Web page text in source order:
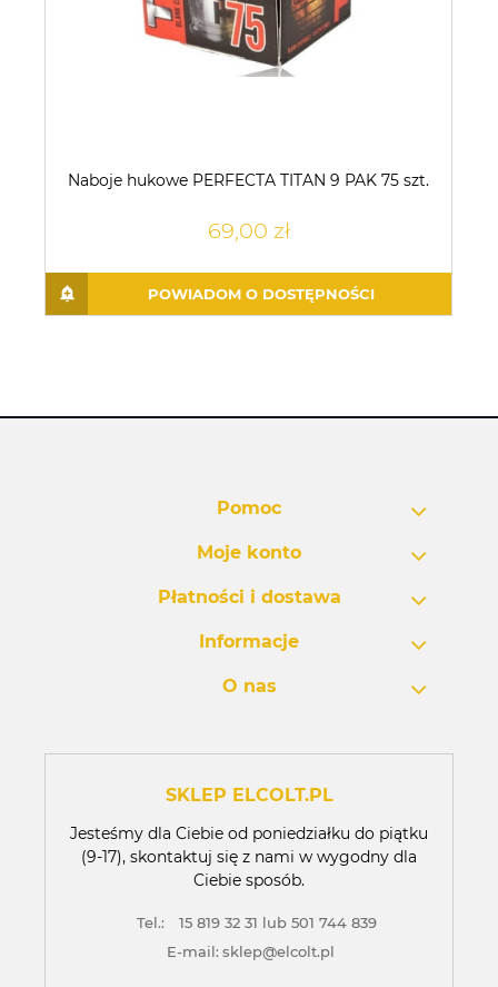
Naboje hukowe PERFECTA TITAN 9 PAK 75 szt.
69,00 zł
POWIADOM O DOSTĘPNOŚCI
Pomoc
Moje konto
Płatności i dostawa
Informacje
O nas
SKLEP ELCOLT.PL
Jesteśmy dla Ciebie od poniedziałku do piątku
(9-17), skontaktuj się z nami w wygodny dla
Ciebie sposób.
Tel.:
15 819 32 31 lub 501 744 839
E-mail:sklep@elcolt.pl